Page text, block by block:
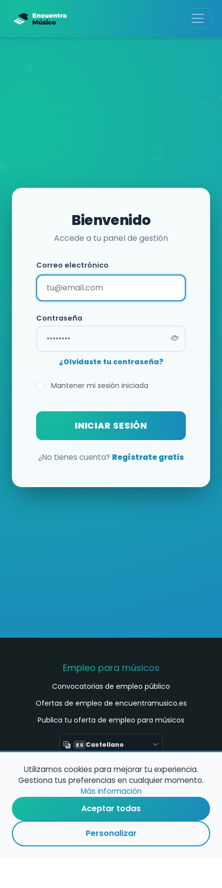
Bienvenido
Accede a tu panel de gestión
Correo electrónico
Contraseña
¿Olvidaste tu contraseña?
Mantener mi sesión iniciada
INICIAR SESIÓN
¿No tienes cuenta? Regístrate gratis
Empleo para músicos
Convocatorias de empleo público
Ofertas de empleo de encuentramusico.es
Publica tu oferta de empleo para músicos
ES Castellano
Encuentra Músico
Buscador de Músicos
Encuentra Pianista Acompañante
Asesoría para músicos y docentes
Utilizamos cookies para mejorar tu experiencia.
Gestiona tus preferencias en cualquier momento.
Más información
Aceptar todas
Personalizar